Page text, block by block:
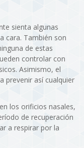
sienta algunas
cara. También son
de estas
controlar con
Asimismo, el
prevenir así cualquier
los orificios nasales,
de recuperación
a respirar por la